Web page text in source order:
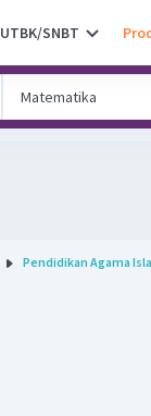
UTBK/SNBT
Pendidikan Agama